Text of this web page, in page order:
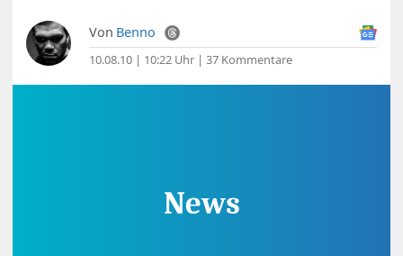
Von Benno
10.08.10 | 10:22 Uhr |37 Kommentare